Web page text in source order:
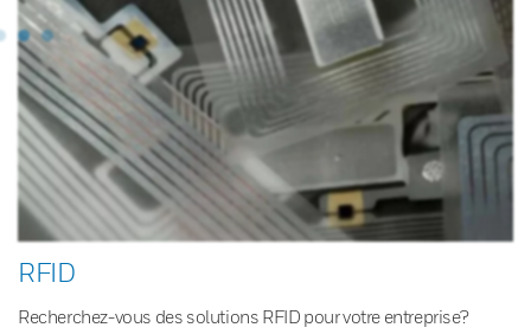
RFID
Recherchez-vous des solutions RFID pour votre entreprise?